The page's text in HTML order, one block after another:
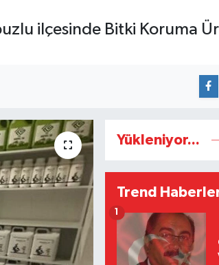
ilçesinde Bitki Koruma
Yükleniyor...
Trend
1